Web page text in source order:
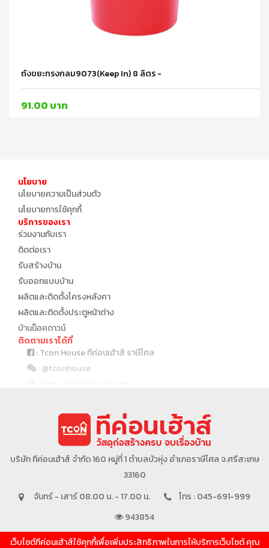
ถังขยะทรงกลม9073(Keep In) 8 ลิตร -
91.00 บาท
นโยบาย
นโยบายความเป็นส่วนตัว
นโยบายการใช้คุกกี้
บริการของเรา
ร่วมงานกับเรา
ติดต่อเรา
รับสร้างบ้าน
รับออกแบบบ้าน
ผลิตและติดตั้งโครงหลังคา
ผลิตและติดตั้งประตูหน้าต่าง
บ้านน็อคดาวน์
ติดตามเราได้ที่
: Tcon House ทีค่อนเฮ้าส์ ราษีไศล
: @tconhouse
บริษัทในเครือ
บริษัท ทีค่อนเฮ้าส์ จำกัด 160 หมู่ที่ 1 ตำบลบัวหุ่ง อำเภอราษีไศล จ.ศรีสะเกษ
33160
จันทร์ - เสาร์ 08.00 น. - 17.00 น.
โทร : 045-691-999
943854
เว็บไซต์ทีค่อนเฮ้าส์ใช้คุกกี้เพื่อเพิ่มประสิทธิภาพในการให้บริการเว็บไซต์ คุณ